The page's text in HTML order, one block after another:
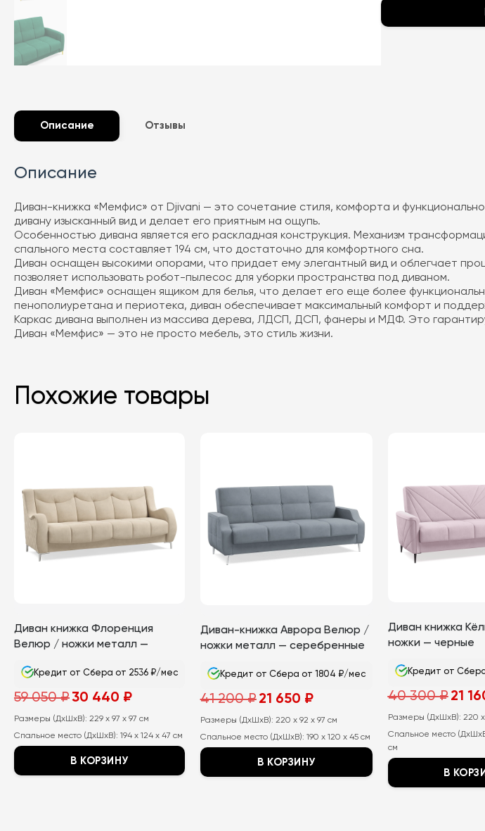
Описание Отзывы
Описание
Диван-книжка «Мемфис» от Djivani — это сочетание стиля, комфорта и
дивану изысканный вид и делает его приятным на ощупь.
Особенностью дивана является его раскладная конструкция. Механизм
спального места составляет 194 см, что достаточно для комфортного сна.
Диван оснащен высокими опорами, что придает ему элегантный вид и облегчает
позволяет использовать робот-пылесос для уборки пространства под диваном.
Диван «Мемфис» оснащен ящиком для белья, что делает его еще более
пенополиуретана и периотека, диван обеспечивает максимальный комфорт и
Каркас дивана выполнен из массива дерева, ЛДСП, ДСП, фанеры и МДФ. Это
Диван «Мемфис» — это не просто мебель, это стиль жизни.
Похожие товары
Диван книжка Флоренция
Велюр / ножки металл —
Кредит от Сбера от 2536 ₽/мес
59 050₽ Первоначальная
цена
59
050
₽.
30 440 ₽Текущая
440
Размеры (ДхШхВ): 229 x 97 x 97 см
Спальное место (ДхШхВ): 194 x 124 x 47 см
В КОРЗИНУ
Диван-книжка Аврора Велюр /
ножки металл — серебренные
Кредит от Сбера от 1804 ₽/мес
41 200₽ Первоначальная
цена
41
200
₽.
21 650 ₽Текущая
цена:
650
Размеры (ДхШхВ): 220 x 92 x 97 см
Спальное место (ДхШхВ): 190 x 120 x 45 см
В КОРЗИНУ
Диван книжка
ножки — черные
Кредит от
40 300₽ цена
40
300
₽.
21
Размеры (ДхШхВ): 220
Спальное место
см
В